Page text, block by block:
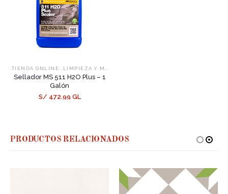
.TIENDA ONLINE. , LIMPIEZA Y MANTENIMIENTO
Sellador MS 511 H2O Plus – 1
Galón
S/ 472.99 GL
PRODUCTOS RELACIONADOS